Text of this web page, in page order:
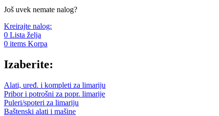
Još uvek nemate nalog?
Kreirajte nalog:
0 Lista želja
0 items Korpa
Izaberite:
Alati, uređ. i kompleti za limariju
Pribor i potrošni za popr. limarije
Puleri/spoteri za limariju
Baštenski alati i mašine